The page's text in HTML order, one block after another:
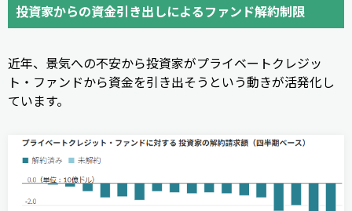
投資家からの資金引き出しによるファンド解約制限
近年、景気への不安から投資家がプライベートクレジッ
ト・ファンドから資金を引き出そうという動きが活発化し
ています。